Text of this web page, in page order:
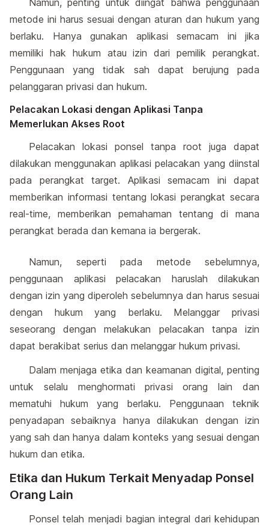
Namun, penting untuk diingat bahwa penggunaan
metode ini harus sesuai dengan aturan dan hukum yang
berlaku. Hanya gunakan aplikasi semacam ini jika
memiliki hak hukum atau izin dari pemilik perangkat.
Penggunaan yang tidak sah dapat berujung pada
pelanggaran privasi dan hukum.
Pelacakan Lokasi dengan Aplikasi Tanpa
Memerlukan Akses Root
Pelacakan lokasi ponsel tanpa root juga dapat
dilakukan menggunakan aplikasi pelacakan yang diinstal
pada perangkat target. Aplikasi semacam ini dapat
memberikan informasi tentang lokasi perangkat secara
real-time, memberikan pemahaman tentang di mana
perangkat berada dan kemana ia bergerak.
Namun, seperti pada metode sebelumnya,
penggunaan aplikasi pelacakan haruslah dilakukan
dengan izin yang diperoleh sebelumnya dan harus sesuai
dengan hukum yang berlaku. Melanggar privasi
seseorang dengan melakukan pelacakan tanpa izin
dapat berakibat serius dan melanggar hukum privasi.
Dalam menjaga etika dan keamanan digital, penting
untuk selalu menghormati privasi orang lain dan
mematuhi hukum yang berlaku. Penggunaan teknik
penyadapan sebaiknya hanya dilakukan dengan izin
yang sah dan hanya dalam konteks yang sesuai dengan
hukum dan etika.
Etika dan Hukum Terkait Menyadap Ponsel
Orang Lain
Ponsel telah menjadi bagian integral dari kehidupan